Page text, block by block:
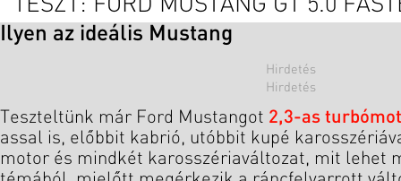
TESZT: FORD MUSTANG GT 5.0
Ilyen az ideális Mustang
Teszteltünk már Ford Mustangot 2,3-as
assal is, előbbit kabrió, utóbbit kupé
motor és mindkét karosszériaváltozat, mit lehet